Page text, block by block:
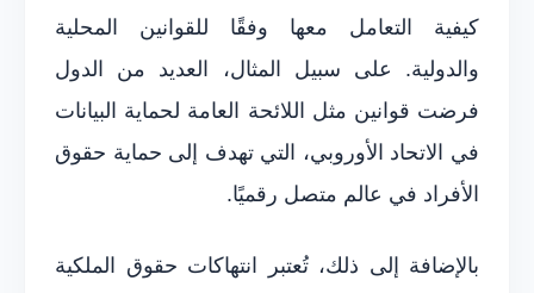
كيفية التعامل معها وفقًا للقوانين المحلية
والدولية. على سبيل المثال، العديد من الدول
فرضت قوانين مثل اللائحة العامة لحماية البيانات
في الاتحاد الأوروبي، التي تهدف إلى حماية حقوق
الأفراد في عالم متصل رقميًا.
بالإضافة إلى ذلك، تُعتبر انتهاكات حقوق الملكية